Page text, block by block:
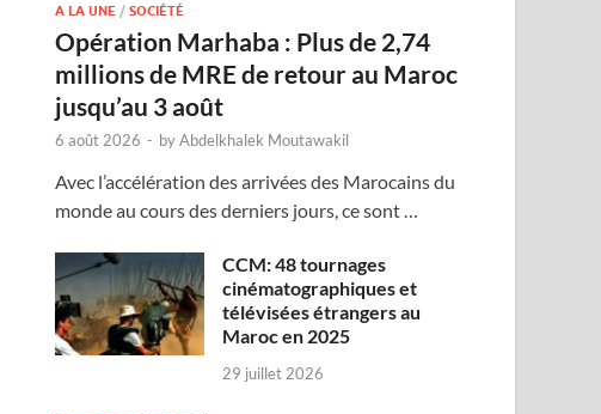
A LA UNE /SOCIÉTÉ
Opération Marhaba : Plus de 2,74
millions de MRE de retour au Maroc
jusqu’au 3 août
6 août 2026 - byAbdelkhalek Moutawakil
Avec l’accélération des arrivées des Marocains du
monde au cours des derniers jours, ce sont …
CCM: 48 tournages
cinématographiques et
télévisées étrangers au
Maroc en 2025
29 juillet 2026